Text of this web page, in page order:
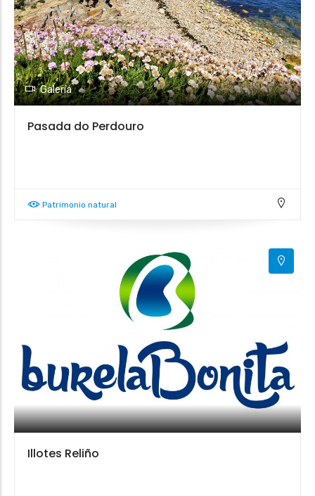
Galería
Pasada do Perdouro
Patrimonio natural
Illotes Reliño